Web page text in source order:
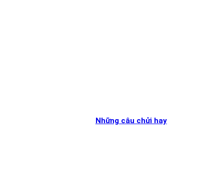
Những câu chửi hay